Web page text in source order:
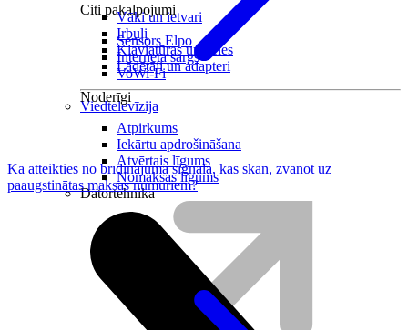
Citi pakalpojumi
Sensors Elpo
Interneta sargs
VoWi-Fi
Viedtelevīzija
Vāki un ietvari
Irbuļi
Klaviatūras un peles
Lādētāji un adapteri
Noderīgi
Atpirkums
Iekārtu apdrošināšana
Atvērtais līgums
Nomaksas līgums
Datortehnika
Kā atteikties no brīdinājuma signāla, kas skan, zvanot uz
paaugstinātas maksas numuriem?